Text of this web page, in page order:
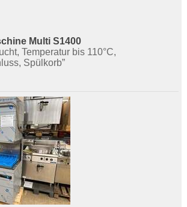
Multi S1400
Temperatur bis 110°C,
Spülkorb”